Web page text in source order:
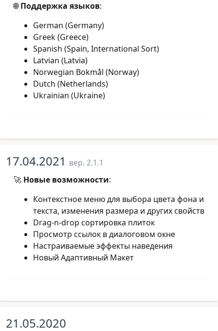
🌐Поддержка языков:
German (Germany)
Greek (Greece)
Spanish (Spain, International Sort)
Latvian (Latvia)
Norwegian Bokmål (Norway)
Dutch (Netherlands)
Ukrainian (Ukraine)
17.04.2021 вер. 2.1.1
🚀 Новые возможности:
Контекстное меню для выбора цвета фона и
текста, изменения размера и других свойств
Drag-n-drop сортировка плиток
Просмотр ссылок в диалоговом окне
Настраиваемые эффекты наведения
Новый Адаптивный Макет
21.05.2020